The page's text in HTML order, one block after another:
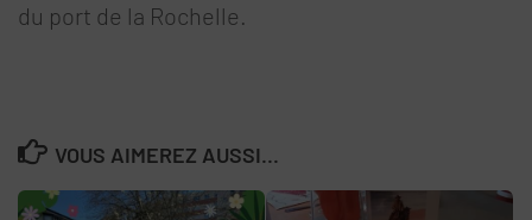
du port de la Rochelle.
VOUS AIMEREZ AUSSI...